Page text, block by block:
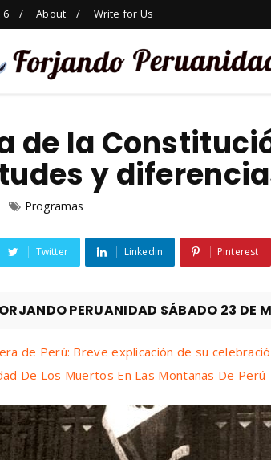
6 About Write for Us
de la
y
Programas
Twitter Linkedin Pinterest
PERUANIDAD SÁBADO 23 DE
de Perú: Breve explicación de su
De Los Muertos En Las Montañas De Perú